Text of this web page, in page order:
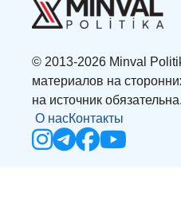
© 2013-2026 Minval
материалов на
на источник обязательна.
О насКонтакты